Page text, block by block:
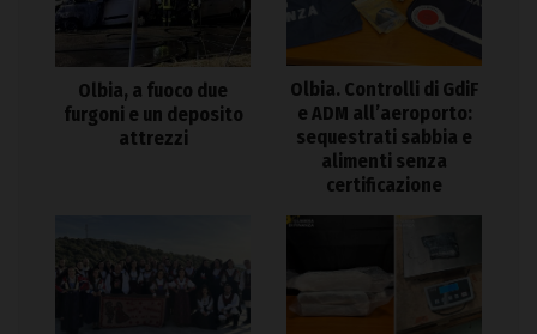
Olbia, a fuoco due
furgoni e un deposito
attrezzi
Olbia. Controlli di GdiF
e ADM all’aeroporto:
sequestrati sabbia e
alimenti senza
certificazione